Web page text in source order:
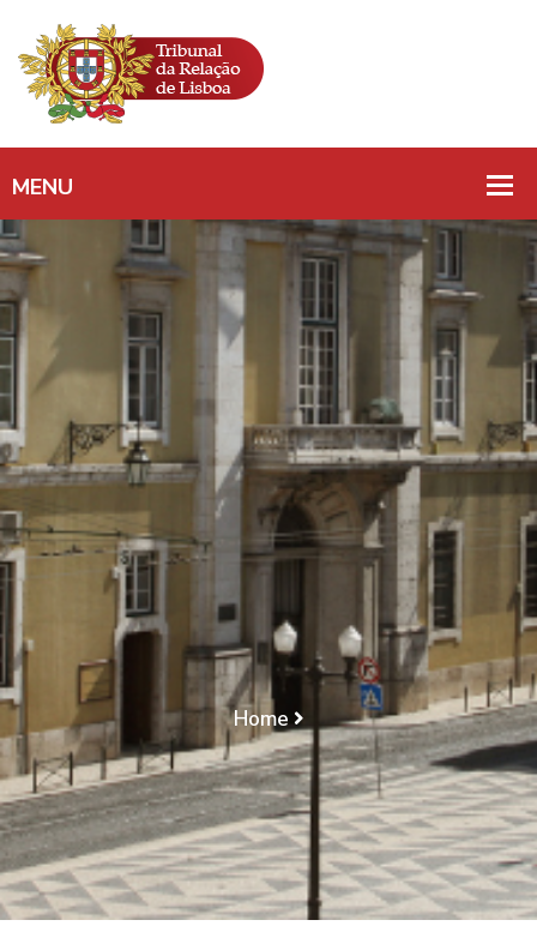
DEVER DE
COOPERAÇÃO/
PRINCÍPIO DA
COOPERAÇÃO/
ACESSO/ IMÓVEL/
QUESTÃO NOVA
Home
DEVER DE COOPERAÇÃO/ PRINCÍPIO DA
COOPERAÇÃO/ ACESSO/ IMÓVEL/ QUESTÃO NOVA